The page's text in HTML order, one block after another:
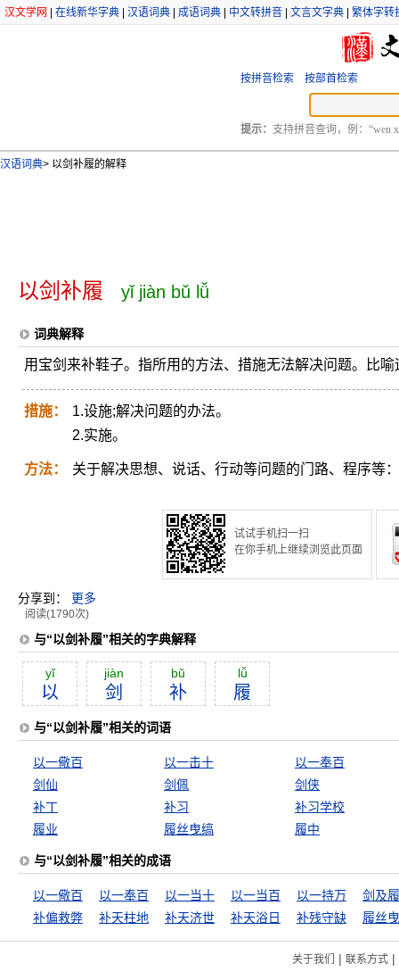
汉文学网 在线新华字典 汉语词典 成语词典 中文转拼音 文言文字典 繁体字转
按拼音检索 按部首检索
提示： 支持拼音查询，例：“wen
汉语词典> 以剑补履的解释
以剑补履 yǐ jiàn bǔ lǚ
词典解释
用宝剑来补鞋子。指所用的方法、措施无法解决问题。比喻
措施：
1.设施;解决问题的办法。
2.实施。
方法： 关于解决思想、说话、行动等问题的门路、程序等
试试手机扫一扫
在你手机上继续浏览此页面
分享到： 更多
阅读(1790次)
与“以剑补履”相关的字典解释
yĭ
以
jiàn
剑
bŭ
补
lǚ
履
与“以剑补履”相关的词语
以一儆百 以一击十
以一奉百
剑仙
剑佩
剑侠
补丁
补习
补习学校
履业
履丝曳缟 履中
与“以剑补履”相关的成语
以一儆百 以一奉百 以一当十 以一当百 以一持万
剑及
补偏救弊
补天柱地 补天济世 补天浴日 补残守缺 履丝
关于我们 | 联系方式|